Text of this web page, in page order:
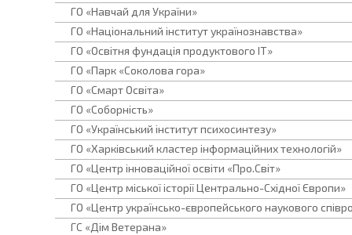
ГО «Навчай для України»
ГО «Національний інститут українознавства»
ГО «Освітня фундація продуктового IT»
ГО «Парк «Соколова гора»
ГО «Смарт Освіта»
ГО «Соборність»
ГО «Український інститут психосинтезу»
ГО «Харківський кластер інформаційних технологій»
ГО «Центр інноваційної освіти «Про.Світ»
ГО «Центр міської історії Центрально-Східної Європи»
ГО «Центр українсько-європейського наукового
ГС «Дім Ветерана»